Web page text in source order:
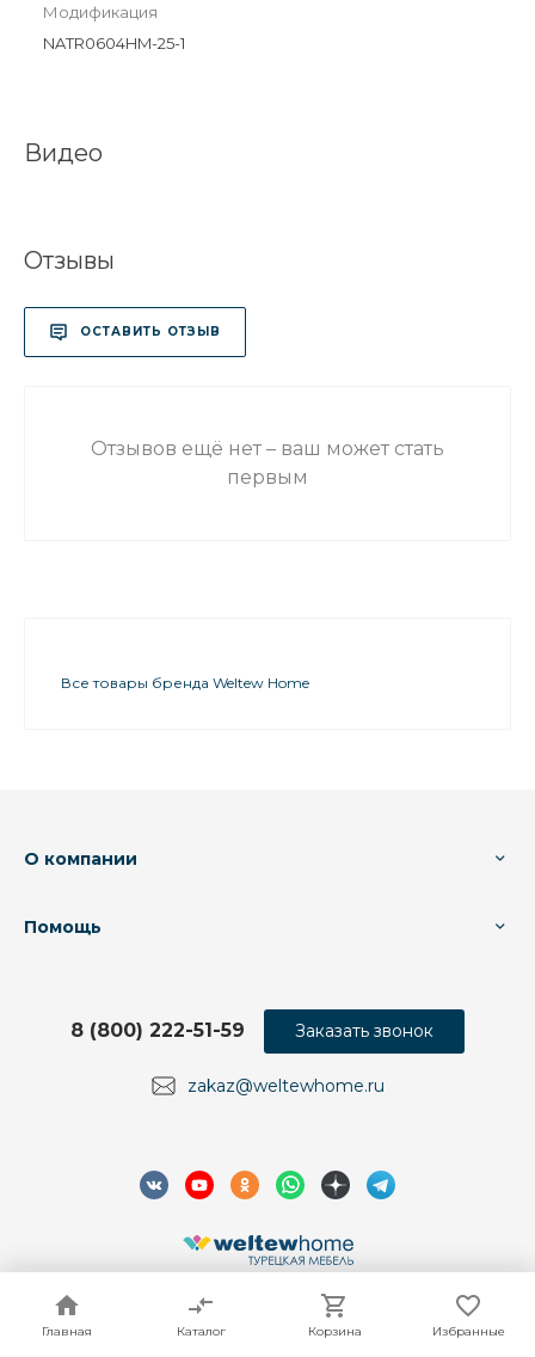
Главная Каталог Корзина Избранные
Главная Каталог Корзина Избранные
Модификация
NATR0604HM-25-1
Видео
Отзывы
ОСТАВИТЬ ОТЗЫВ
Отзывов ещё нет – ваш может стать
первым
Все товары бренда Weltew Home
О компании
Помощь
zakaz@weltewhome.ru
8 (800) 222-51-59 Заказать звонок
© 2026 Weltew Home, Все права защищены